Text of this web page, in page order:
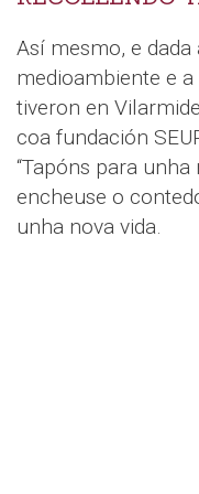
Así mesmo, e
medioambiente e
tiveron en
coa fundación
“Tapóns para unha
encheuse o
unha nova vida.